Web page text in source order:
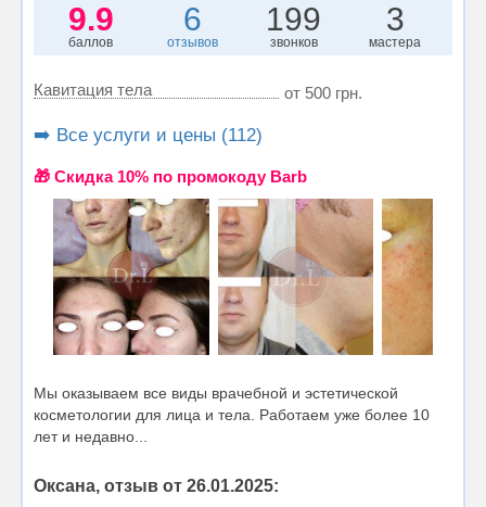
9.9
баллов
6
отзывов
199
звонков
3
мастера
Кавитация тела от 500 грн.
➡️ Все услуги и цены (112)
🎁 Cкидка 10% по промокоду Barb
Мы оказываем все виды врачебной и эстетической
косметологии для лица и тела. Работаем уже более 10
лет и недавно...
Оксана, отзыв от 26.01.2025: